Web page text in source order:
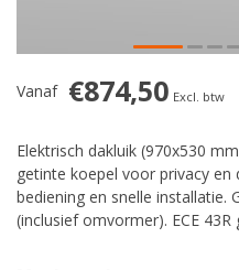
Vanaf €874,50 Excl. btw
Elektrisch dakluik (970x530
getinte koepel voor privacy en
bediening en snelle installatie.
(inclusief omvormer). ECE